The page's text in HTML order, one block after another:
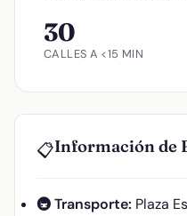
30
CALLES A <15 MIN
📋Información de
🚇 Transporte: Plaza